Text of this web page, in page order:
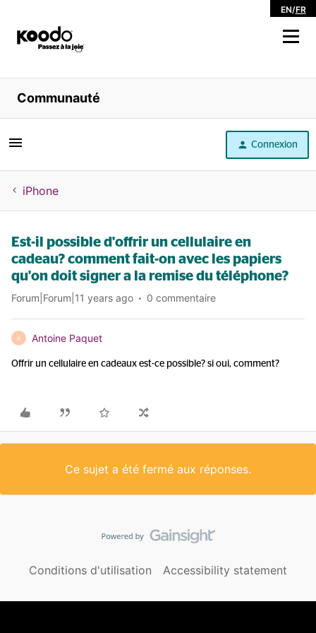
EN/FR
Magasiner
Libre service
Aide
Communauté
Connexion
iPhone
Est-il possible d'offrir un cellulaire en
cadeau? comment fait-on avec les papiers
qu'on doit signer a la remise du téléphone?
Forum|Forum|11 years ago 0 commentaire
A Antoine Paquet
Offrir un cellulaire en cadeaux est-ce possible? si oui, comment?
Ce sujet a été fermé aux réponses.
Conditions d'utilisation Accessibility statement